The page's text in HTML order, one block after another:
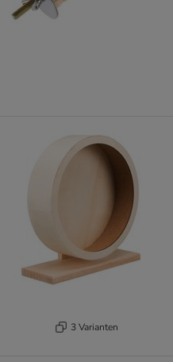
3 Varianten